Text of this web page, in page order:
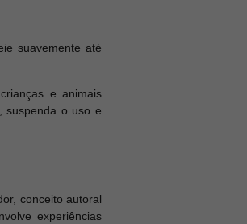
suavemente até
e animais
suspenda o uso e
conceito autoral
experiências